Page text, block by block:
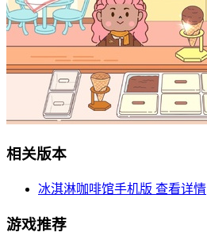
相关版本
冰淇淋咖啡馆手机版 查看详情
游戏推荐